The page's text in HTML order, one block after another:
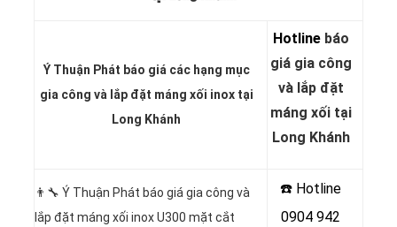
Ý Thuận Phát báo giá các hạng mục
gia công và lắp đặt máng xối inoxtại
Long Khánh
Hotlinebáo
giá gia công
và lắp đặt
máng xối tại
Long Khánh
👨‍🔧 Ý Thuận Phát báo giá gia công và
lắp đặt máng xối inox U300 mặt cắt
☎️ Hotline
0904 942